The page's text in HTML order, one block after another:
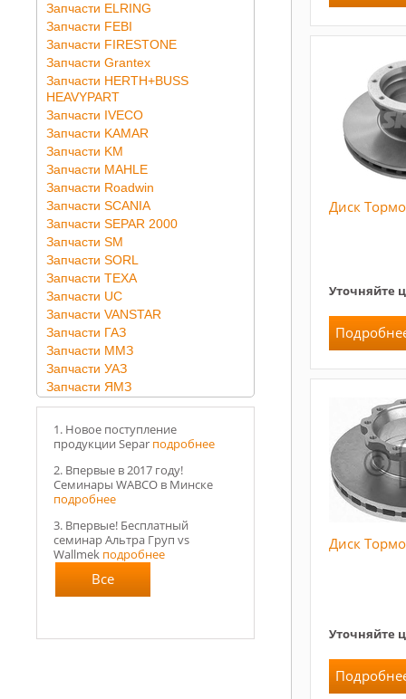
Запчасти ELRING
Запчасти FEBI
Запчасти FIRESTONE
Запчасти Grantex
Запчасти HERTH+BUSS
HEAVYPART
Запчасти IVECO
Запчасти KAMAR
Запчасти KM
Запчасти MAHLE
Запчасти Roadwin
Запчасти SCANIA
Запчасти SEPAR 2000
Запчасти SM
Запчасти SORL
Запчасти TEXA
Запчасти UC
Запчасти VANSTAR
Запчасти ГАЗ
Запчасти ММЗ
Запчасти УАЗ
Запчасти ЯМЗ
1. Новое поступление
продукции Separ подробнее
2. Впервые в 2017 году!
Семинары WABCO в Минске
подробнее
3. Впервые! Бесплатный
семинар Альтра Груп vs
Wallmek подробнее
Все
Диск
Уточняйте
Диск
Уточняйте